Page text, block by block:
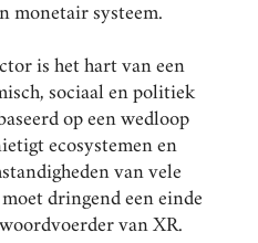
monetair systeem.
is het hart van een
sociaal en politiek
op een wedloop
ecosystemen en
van vele
dringend een einde
van XR.